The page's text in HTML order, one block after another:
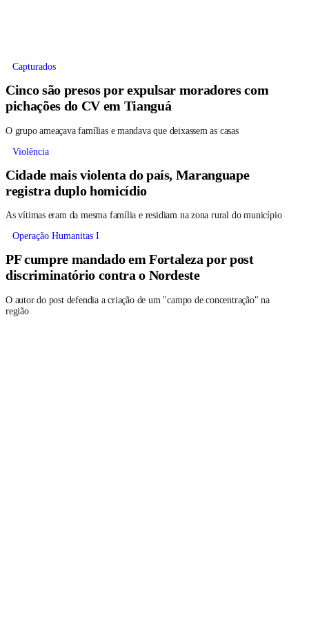
Capturados
Cinco são presos por expulsar moradores com
pichações do CV em Tianguá
O grupo ameaçava famílias e mandava que deixassem as casas
Violência
Cidade mais violenta do país, Maranguape
registra duplo homicídio
As vítimas eram da mesma família e residiam na zona rural do município
Operação Humanitas I
PF cumpre mandado em Fortaleza por post
discriminatório contra o Nordeste
O autor do post defendia a criação de um "campo de concentração" na
região